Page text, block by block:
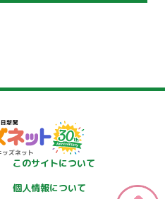
このサイトについて
個人情報について